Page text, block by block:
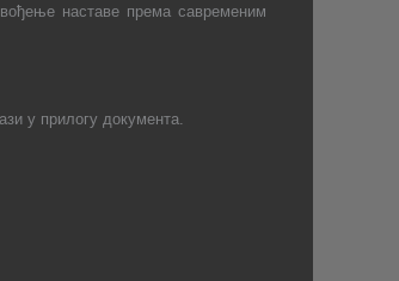
наставе према савременим
у прилогу документа.